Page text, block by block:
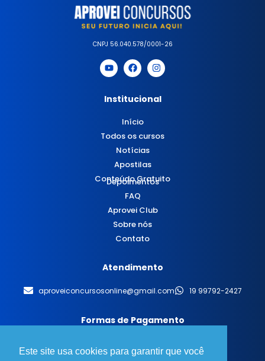
Este site usa cookies para garantir que você
CNPJ 56.040.578/0001-26
Institucional
Início
Todos os cursos
Notícias
Apostilas
Conteúdo Gratuito
Depoimentos
FAQ
Aprovei Club
Sobre nós
Contato
Atendimento
aproveiconcursosonline@gmail.com 19 99792-2427
Formas de Pagamento